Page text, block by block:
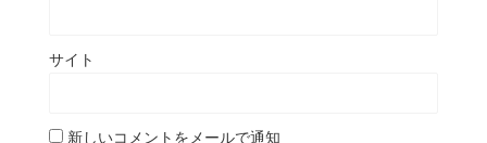
サイト
新しいコメントをメールで通知